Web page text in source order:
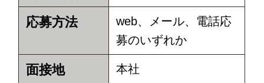
応募方法
web、メール、電話応
募のいずれか
面接地 本社